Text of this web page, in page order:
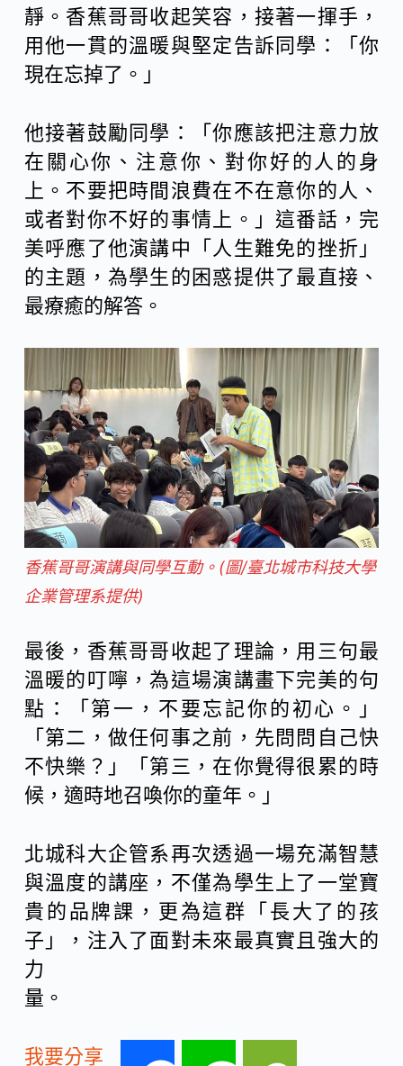
靜。香蕉哥哥收起笑容，接著一揮手，
用他一貫的溫暖與堅定告訴同學：「你
現在忘掉了。」
他接著鼓勵同學：「你應該把注意力放
在關心你、注意你、對你好的人的身
上。不要把時間浪費在不在意你的人、
或者對你不好的事情上。」這番話，完
美呼應了他演講中「人生難免的挫折」
的主題，為學生的困惑提供了最直接、
最療癒的解答。
香蕉哥哥演講與同學互動。(圖/臺北城市科技大學
企業管理系提供)
最後，香蕉哥哥收起了理論，用三句最
溫暖的叮嚀，為這場演講畫下完美的句
點：「第一，不要忘記你的初心。」
「第二，做任何事之前，先問問自己快
不快樂？」「第三，在你覺得很累的時
候，適時地召喚你的童年。」
北城科大企管系再次透過一場充滿智慧
與溫度的講座，不僅為學生上了一堂寶
貴的品牌課，更為這群「長大了的孩
子」，注入了面對未來最真實且強大的
力
量。
我要分享